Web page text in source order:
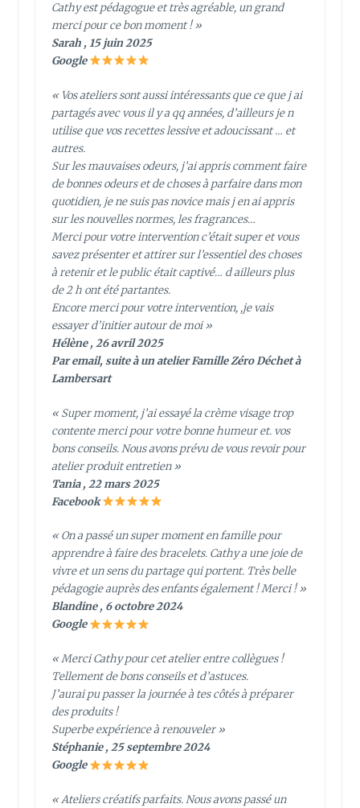
Cathy est pédagogue et très agréable, un grand
merci pour ce bon moment ! »
Sarah , 15 juin 2025
Google
« Vos ateliers sont aussi intéressants que ce que j ai
partagés avec vous il y a qq années, d’ailleurs je n
utilise que vos recettes lessive et adoucissant … et
autres.
Sur les mauvaises odeurs, j’ai appris comment faire
de bonnes odeurs et de choses à parfaire dans mon
quotidien, je ne suis pas novice mais j en ai appris
sur les nouvelles normes, les fragrances…
Merci pour votre intervention c’était super et vous
savez présenter et attirer sur l’essentiel des choses
à retenir et le public était captivé… d ailleurs plus
de 2 h ont été partantes.
Encore merci pour votre intervention, ,je vais
essayer d’initier autour de moi »
Hélène , 26 avril 2025
Par email, suite à un atelier Famille Zéro Déchet à
Lambersart
« Super moment, j’ai essayé la crème visage trop
contente merci pour votre bonne humeur et. vos
bons conseils. Nous avons prévu de vous revoir pour
atelier produit entretien »
Tania , 22 mars 2025
Facebook
« On a passé un super moment en famille pour
apprendre à faire des bracelets. Cathy a une joie de
vivre et un sens du partage qui portent. Très belle
pédagogie auprès des enfants également ! Merci ! »
Blandine , 6 octobre 2024
Google
« Merci Cathy pour cet atelier entre collègues !
Tellement de bons conseils et d’astuces.
J’aurai pu passer la journée à tes côtés à préparer
des produits !
Superbe expérience à renouveler »
Stéphanie , 25 septembre 2024
Google
« Ateliers créatifs parfaits. Nous avons passé un